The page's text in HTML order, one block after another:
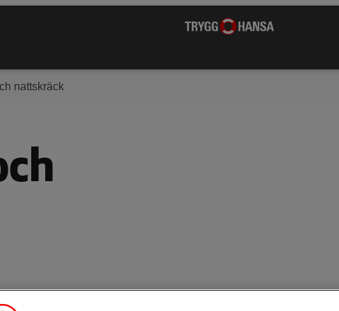
nattskräck
kallas med ett samlingsnamn för